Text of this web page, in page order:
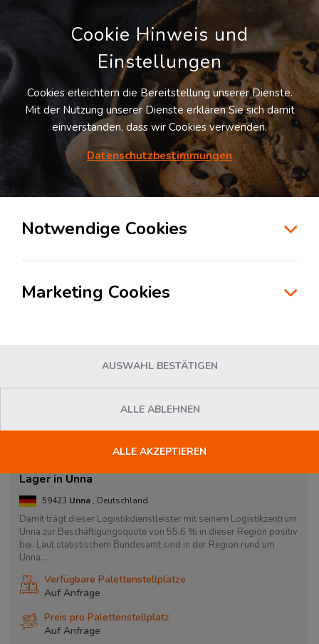
LOGIVISOR SUCHE
Lagerflächen in Unna
Lager in Unna
59423 Unna , Deutschland
Damit trägt dieser Logistikdienstleister mit seinem Logistikzentrum
Unna zur Beschäftigungsquote von 55,6 % in dieser Region positiv
bei. Laut statistischem Bundesamt sind in der Region rund um
Unna...
Verfügbare Palettenstellplätze
Auf Anfrage
Preis pro Palettenstellplatz
Auf Anfrage
Cookie Hinweis und
Einstellungen
Cookies erleichtern die Bereitstellung unserer Dienste.
Mit der Nutzung unserer Dienste erklären Sie sich damit
einverstanden, dass wir Cookies verwenden.
Datenschutzbestimmungen
Notwendige Cookies
Marketing Cookies
AUSWAHL BESTÄTIGEN
ALLE ABLEHNEN
ALLE AKZEPTIEREN